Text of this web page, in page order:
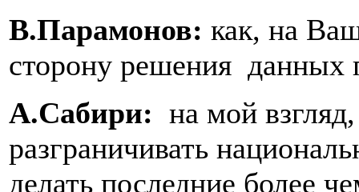
В.Парамонов: как, на
сторону решения данных
А.Сабири: на мой
разграничивать
делать последние более